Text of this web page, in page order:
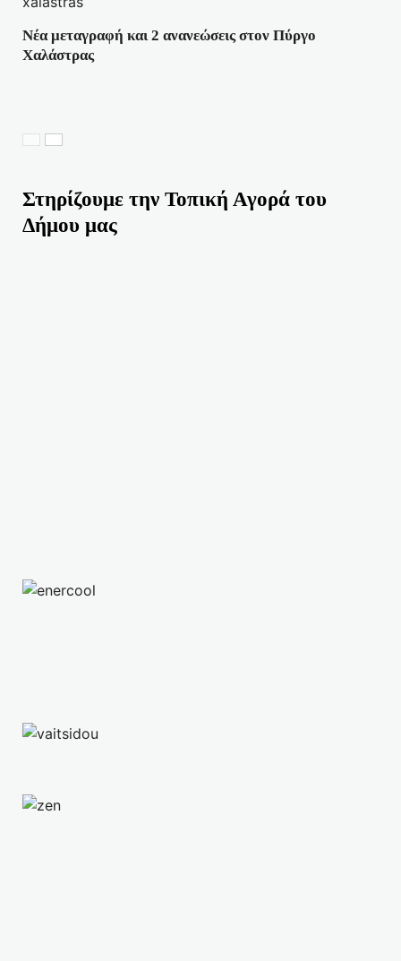
Νέα μεταγραφή και 2 ανανεώσεις στον Πύργο
Χαλάστρας
Στηρίζουμε την Τοπική Αγορά του
Δήμου μας